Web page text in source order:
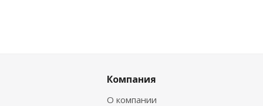
Компания
О компании